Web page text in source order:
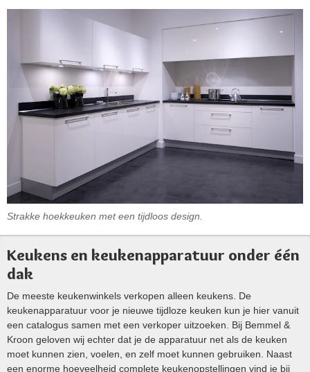
Strakke hoekkeuken met een tijdloos design.
Keukens en keukenapparatuur onder één
dak
De meeste keukenwinkels verkopen alleen keukens. De
keukenapparatuur voor je nieuwe tijdloze keuken kun je hier vanuit
een catalogus samen met een verkoper uitzoeken. Bij Bemmel &
Kroon geloven wij echter dat je de apparatuur net als de keuken
moet kunnen zien, voelen, en zelf moet kunnen gebruiken. Naast
een enorme hoeveelheid complete keukenopstellingen vind je bij